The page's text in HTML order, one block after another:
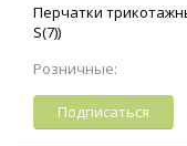
Перчатки
S(7))
Розничные:
Подписаться